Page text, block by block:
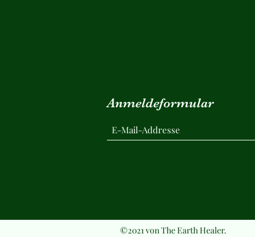
Anmeldeformular
©2021 von The Earth Healer.